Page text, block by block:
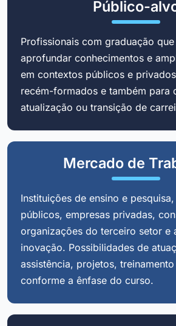
Público-
Profissionais com graduação
aprofundar conhecimentos e
em contextos públicos e
recém-formados e também para
atualização ou transição de
Mercado de
Instituições de ensino e
públicos, empresas privadas,
organizações do terceiro setor e
inovação. Possibilidades de
assistência, projetos,
conforme a ênfase do curso.